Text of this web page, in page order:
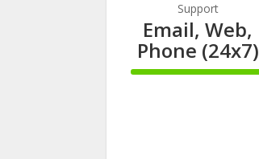
Support
Email, Web,
Phone (24x7)
100%